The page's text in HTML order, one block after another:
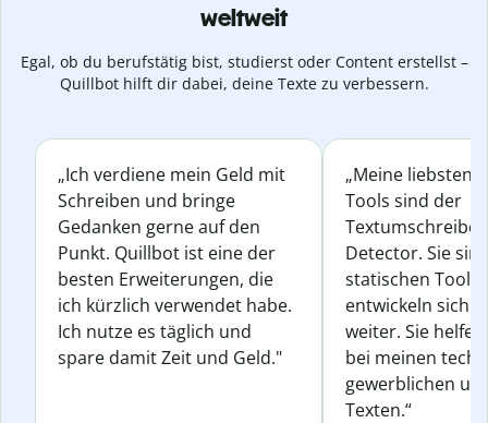
weltweit
Egal, ob du berufstätig bist, studierst oder Content erstellst –
Quillbot hilft dir dabei, deine Texte zu verbessern.
„Ich verdiene mein Geld mit
Schreiben und bringe
Gedanken gerne auf den
Punkt. Quillbot ist eine der
besten Erweiterungen, die
ich kürzlich verwendet habe.
Ich nutze es täglich und
spare damit Zeit und Geld."
„Meine liebsten
Tools sind der
Detector. Sie
statischen
entwickeln sich
weiter. Sie
bei meinen
gewerblichen
Texten.“